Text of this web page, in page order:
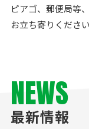
ピアゴ、郵便局等
お立ち寄りくださ
NEWS
最新情報